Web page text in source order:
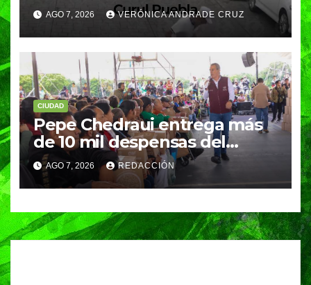
de Angelópolis; delincuentes
huyeron en auto
AGO 7, 2026 VERÓNICA ANDRADE CRUZ
CIUDAD
Pepe Chedraui entrega más
de 10 mil despensas del
programa “Alimentación
Imparable” en la Laguna de
Chapulco
AGO 7, 2026 REDACCIÓN